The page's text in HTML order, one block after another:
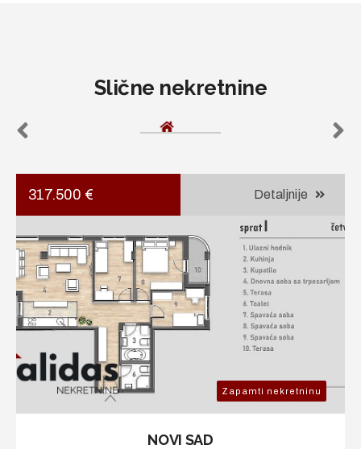
Slične nekretnine
317.500 € Detaljnije
Zapamti nekretninu
NOVI SAD